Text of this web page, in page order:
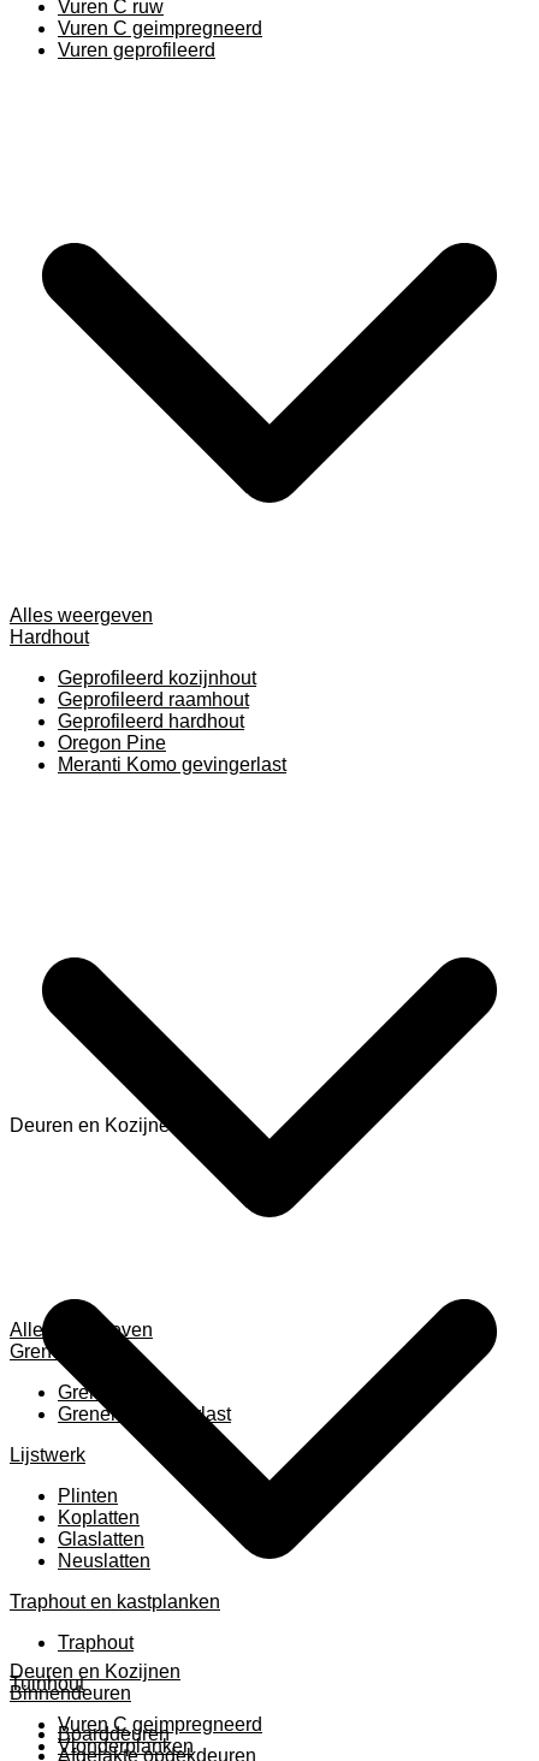
Vuren C ruw
Vuren C geimpregneerd
Vuren geprofileerd
Alles weergeven
Hardhout
Geprofileerd kozijnhout
Geprofileerd raamhout
Geprofileerd hardhout
Oregon Pine
Meranti Komo gevingerlast
Alles weergeven
Grenen
Grenen B ruw
Grenen gevingerlast
Lijstwerk
Plinten
Koplatten
Glaslatten
Neuslatten
Traphout en kastplanken
Traphout
Tuinhout
Vuren C geimpregneerd
Vlonderplanken
Deuren en Kozijnen
Deuren en Kozijnen
Binnendeuren
Boarddeuren
Afgelakte opdekdeuren